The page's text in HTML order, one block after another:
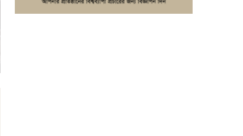
ফরিদগঞ্জে চুরির আতঙ্ক: এক সপ্তাহে
২০টির বেশি ঘটনা, নিরাপত্তাহীনতায়